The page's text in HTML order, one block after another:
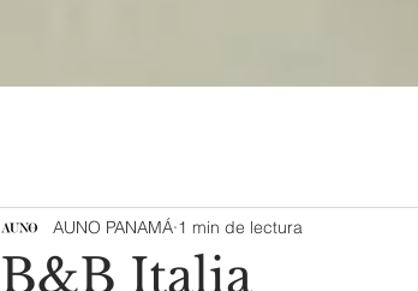
B&B Italia
AUNO PANAMÁ 1 min de lectura